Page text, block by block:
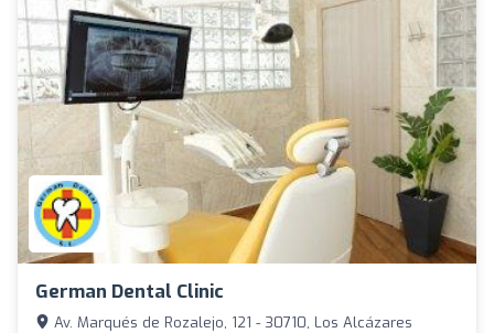
German Dental Clinic
Av. Marqués de Rozalejo, 121 - 30710, Los Alcázares